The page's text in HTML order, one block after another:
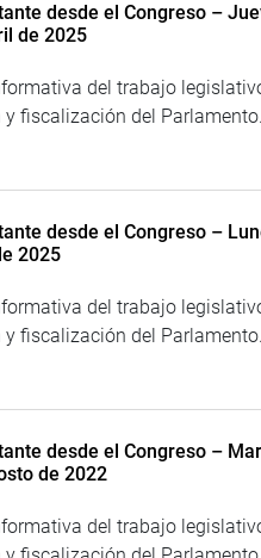
desde el Congreso –
de 2025
del trabajo
y fiscalización del
desde el Congreso –
2025
del trabajo
y fiscalización del
desde el Congreso –
de 2022
del trabajo